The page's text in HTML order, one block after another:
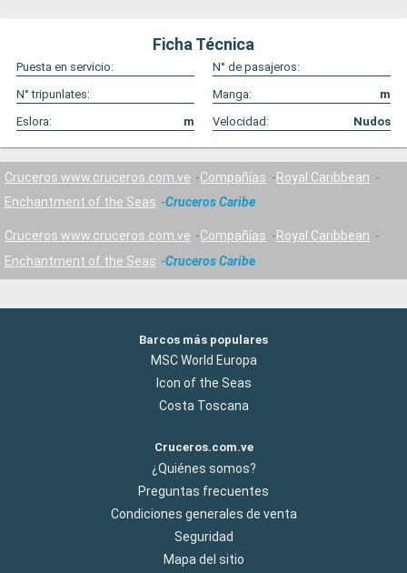
Ficha Técnica
Puesta en servicio:
N° de pasajeros:
N° tripunlates:
Manga:
m
Eslora:
m Velocidad: Nudos
Cruceros www.cruceros.com.ve Compañías
Royal Caribbean
Enchantment of the Seas
Cruceros Caribe
Cruceros www.cruceros.com.ve Compañías
Royal Caribbean
Enchantment of the Seas
Cruceros Caribe
Barcos más populares
MSC World Europa
Icon of the Seas
Costa Toscana
Cruceros.com.ve
¿Quiénes somos?
Preguntas frecuentes
Condiciones generales de venta
Seguridad
Mapa del sitio